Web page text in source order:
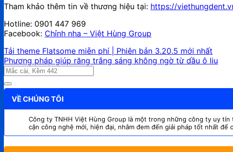
Tham khảo thêm tin về thương hiệu tại: https://
Hotline: 0901 447 969
Facebook: Chỉnh nha – Việt Hùng Group
Tải theme Flatsome miễn phí | Phiên bản 3.20.5 mới nhất
Phương pháp giúp răng trắng sáng không ngờ từ dầu ô liu
VỀ CHÚNG TÔI
Công ty TNHH Việt Hùng Group là một trong những công ty uy
cận công nghệ mới, hiện đại, nhằm đem đến giải pháp tốt nhất để